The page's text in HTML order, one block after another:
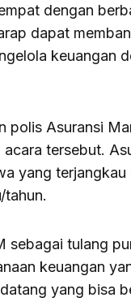
dengan
dapat
keuangan
polis Asuransi
tersebut.
yang
tahun.
sebagai tulang
keuangan
yang bisa